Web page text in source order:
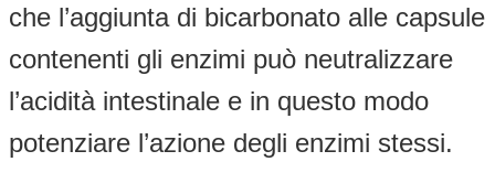
che l’aggiunta di bicarbonato alle capsule
contenenti gli enzimi può neutralizzare
l’acidità intestinale e in questo modo
potenziare l’azione degli enzimi stessi.